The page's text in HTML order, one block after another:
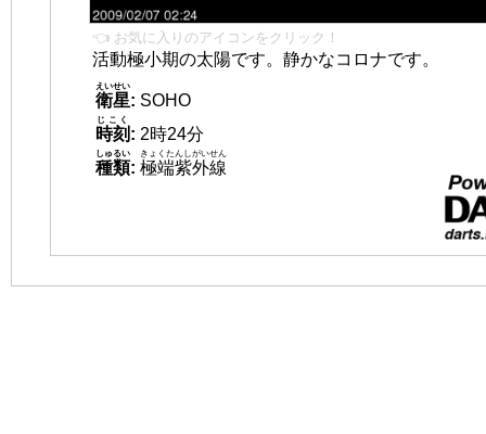
👈 お気に入りのアイコンをクリック！
活動極小期の太陽です。静かなコロナです。
衛星
えいせい
: SOHO
時刻
じこく
: 2時24分
種類
しゅるい
: 極端紫外線
きょくたんしがいせん